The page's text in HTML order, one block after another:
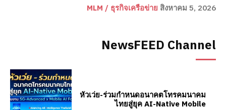
MLM / ธุรกิจเครือข่าย สิงหาคม 5, 2026
NewsFEED Channel
หัวเว่ย-ร่วมกำหนดอนาคตโทรคมนาคม
ไทยสู่ยุค AI-Native Mobile